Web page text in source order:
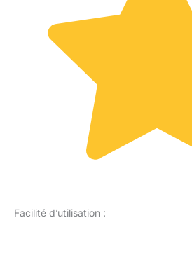
Facilité d’utilisation :